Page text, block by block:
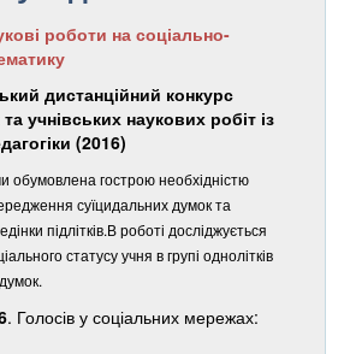
роботи на соціально-
дистанційний конкурс
учнівських наукових робіт із
(2016)
обумовлена гострою необхідністю
суїцидальних думок та
підлітків.В роботі досліджується
статусу учня в групі однолітків
. Голосів у соціальних мережах: